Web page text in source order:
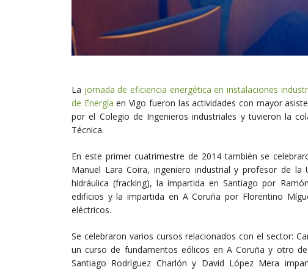
La jornada de eficiencia energética en instalaciones
de Energía en Vigo fueron las actividades con mayor
por el Colegio de Ingenieros industriales y tuvieron la
Técnica.
En este primer cuatrimestre de 2014 también se
Manuel Lara Coira, ingeniero industrial y profesor de
hidráulica (fracking), la impartida en Santiago por
edificios y la impartida en A Coruña por Florentino
eléctricos.
Se celebraron varios cursos relacionados con el sector:
un curso de fundamentos eólicos en A Coruña y otro
Santiago Rodríguez Charlón y David López Mera